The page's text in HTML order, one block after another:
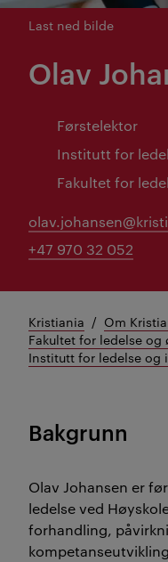
Last ned bilde
Olav
Førstelektor
Institutt for
Fakultet for
+47 970 32 052
Kristiania Om
Fakultet for ledelse og
Institutt for ledelse og
Bakgrunn
Olav Johansen er
ledelse ved
forhandling,